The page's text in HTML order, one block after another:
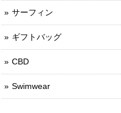
サーフィン
ギフトバッグ
CBD
Swimwear